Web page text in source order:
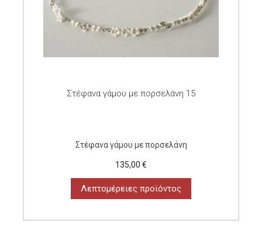
Στέφανα γάμου με πορσελάνη 15
Στέφανα γάμου με πορσελάνη
135,00 €
Λεπτομέρειες προϊόντος